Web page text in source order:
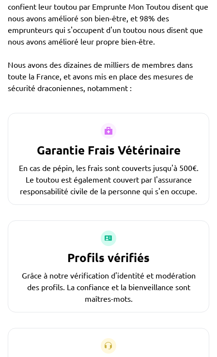
confient leur toutou par Emprunte Mon Toutou disent que
nous avons amélioré son bien-être, et 98% des
emprunteurs qui s'occupent d'un toutou nous disent que
nous avons amélioré leur propre bien-être.
Nous avons des dizaines de milliers de membres dans
toute la France, et avons mis en place des mesures de
sécurité draconiennes, notamment :
Garantie Frais Vétérinaire
En cas de pépin, les frais sont couverts jusqu'à 500€.
Le toutou est également couvert par l'assurance
responsabilité civile de la personne qui s'en occupe.
Profils vérifiés
Grâce à notre vérification d'identité et modération
des profils. La confiance et la bienveillance sont
maîtres-mots.